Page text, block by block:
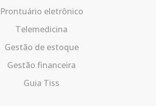
Prontuário eletrônico
Telemedicina
Gestão de estoque
Gestão financeira
Guia Tiss